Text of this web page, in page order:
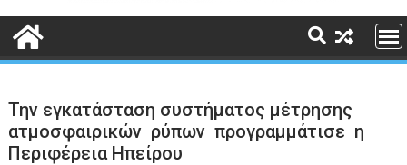
Την εγκατάσταση συστήματος μέτρησης
ατμοσφαιρικών ρύπων προγραμμάτισε η
Περιφέρεια Ηπείρου